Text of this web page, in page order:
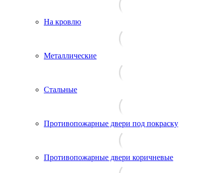
На кровлю
Металлические
Стальные
Противопожарные двери под покраску
Противопожарные двери коричневые